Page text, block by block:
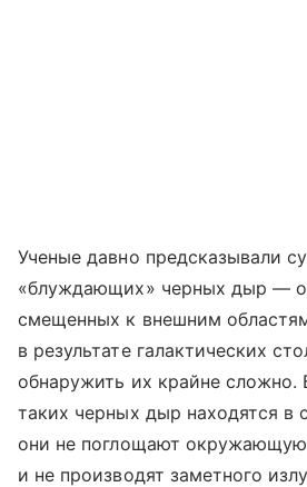
Ученые давно предсказывали
«блуждающих» черных дыр —
смещенных к внешним
в результате галактических
обнаружить их крайне сложно.
таких черных дыр находятся в
они не поглощают
и не производят заметного